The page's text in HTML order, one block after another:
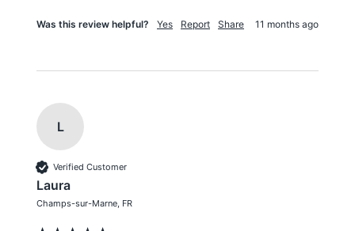
Was this review helpful? Yes Report Share 11 months ago
L
Verified Customer
Laura
Champs-sur-Marne, FR